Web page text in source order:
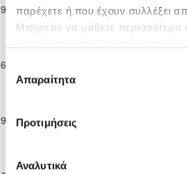
παρέχετε ή που έχουν συλλέξει
Μπορείτε να μάθετε
Επιλογή
συγκατάθεσης
Απαραίτητα
Προτιμήσεις
Αναλυτικά
01-2025
Παίδων Κ-14
2024/25
01-2025
2024/25
02-2025
Παίδων Κ-14
Πρωτάθλημα